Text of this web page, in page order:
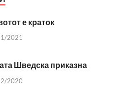
е краток
2021
Шведска приказна
2020